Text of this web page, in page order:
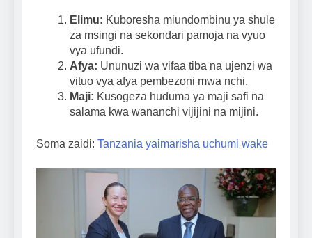
Elimu: Kuboresha miundombinu ya shule
za msingi na sekondari pamoja na vyuo
vya ufundi.
Afya: Ununuzi wa vifaa tiba na ujenzi wa
vituo vya afya pembezoni mwa nchi.
Maji: Kusogeza huduma ya maji safi na
salama kwa wananchi vijijini na mijini.
Soma zaidi: Tanzania yaimarisha uchumi wake